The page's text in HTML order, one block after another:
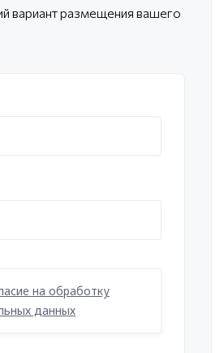
вариант размещения вашего